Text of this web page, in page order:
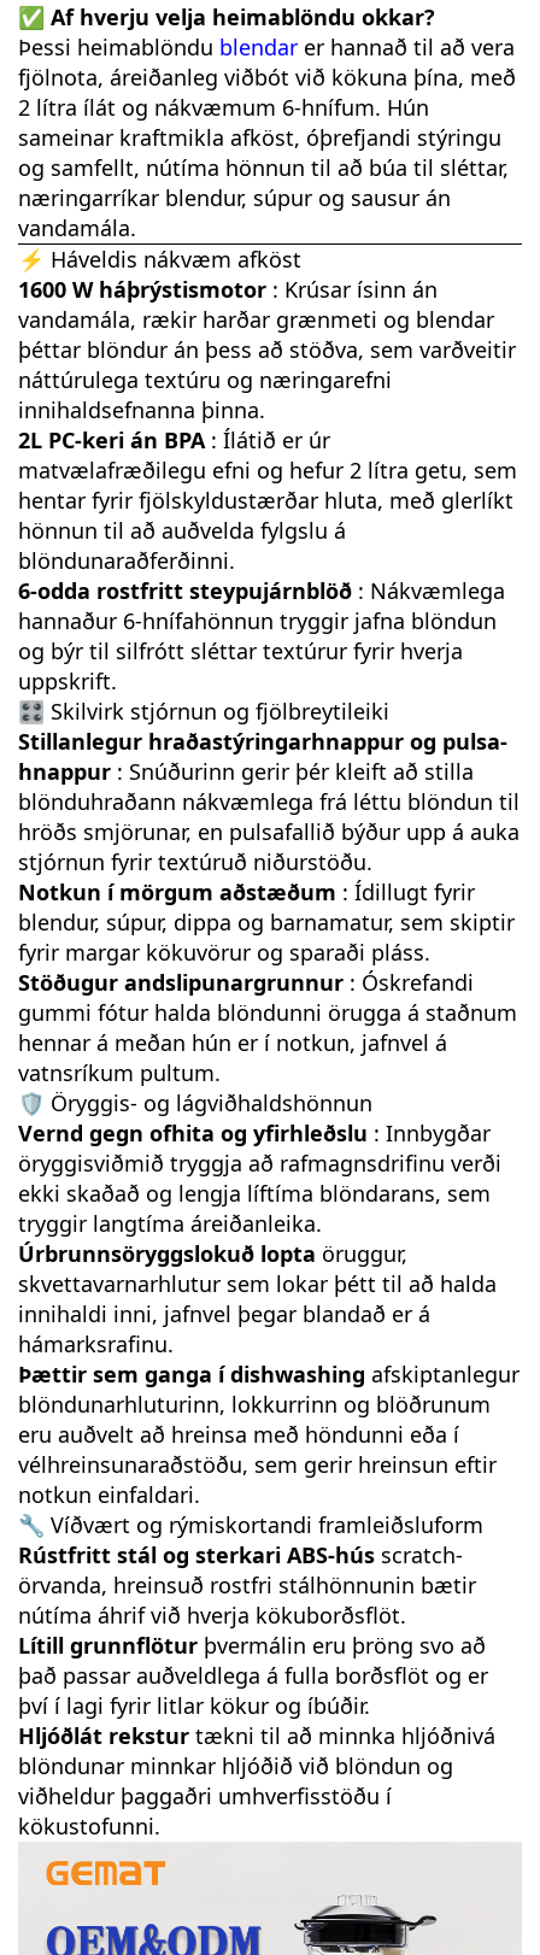
✅ Af hverju velja heimablöndu okkar?
Þessi heimablöndu blendar er hannað til að vera
fjölnota, áreiðanleg viðbót við kökuna þína, með
2 lítra ílát og nákvæmum 6-hnífum. Hún
sameinar kraftmikla afköst, óþrefjandi stýringu
og samfellt, nútíma hönnun til að búa til sléttar,
næringarríkar blendur, súpur og sausur án
vandamála.
⚡ Háveldis nákvæm afköst
1600 W háþrýstismotor : Krúsar ísinn án
vandamála, rækir harðar grænmeti og blendar
þéttar blöndur án þess að stöðva, sem varðveitir
náttúrulega textúru og næringarefni
innihaldsefnanna þinna.
2L PC-keri án BPA : Ílátið er úr
matvælafræðilegu efni og hefur 2 lítra getu, sem
hentar fyrir fjölskyldustærðar hluta, með glerlíkt
hönnun til að auðvelda fylgslu á
blöndunaraðferðinni.
6-odda rostfritt steypujárnblöð : Nákvæmlega
hannaður 6-hnífahönnun tryggir jafna blöndun
og býr til silfrótt sléttar textúrur fyrir hverja
uppskrift.
🎛️ Skilvirk stjórnun og fjölbreytileiki
Stillanlegur hraðastýringarhnappur og pulsa-
hnappur : Snúðurinn gerir þér kleift að stilla
blönduhraðann nákvæmlega frá léttu blöndun til
hröðs smjörunar, en pulsafallið býður upp á auka
stjórnun fyrir textúruð niðurstöðu.
Notkun í mörgum aðstæðum : Ídillugt fyrir
blendur, súpur, dippa og barnamatur, sem skiptir
fyrir margar kökuvörur og sparaði pláss.
Stöðugur andslipunargrunnur : Óskrefandi
gummi fótur halda blöndunni örugga á staðnum
hennar á meðan hún er í notkun, jafnvel á
vatnsríkum pultum.
🛡️ Öryggis- og lágviðhaldshönnun
Vernd gegn ofhita og yfirhleðslu : Innbygðar
öryggisviðmið tryggja að rafmagnsdrifinu verði
ekki skaðað og lengja líftíma blöndarans, sem
tryggir langtíma áreiðanleika.
Úrbrunnsöryggslokuð lopta öruggur,
skvettavarnarhlutur sem lokar þétt til að halda
innihaldi inni, jafnvel þegar blandað er á
hámarksrafinu.
Þættir sem ganga í dishwashing afskiptanlegur
blöndunarhluturinn, lokkurrinn og blöðrunum
eru auðvelt að hreinsa með höndunni eða í
vélhreinsunaraðstöðu, sem gerir hreinsun eftir
notkun einfaldari.
🔧 Víðvært og rýmiskortandi framleiðsluform
Rústfritt stál og sterkari ABS-hús scratch-
örvanda, hreinsuð rostfri stálhönnunin bætir
nútíma áhrif við hverja kökuborðsflöt.
Lítill grunnflötur þvermálin eru þröng svo að
það passar auðveldlega á fulla borðsflöt og er
því í lagi fyrir litlar kökur og íbúðir.
Hljóðlát rekstur tækni til að minnka hljóðnivá
blöndunar minnkar hljóðið við blöndun og
viðheldur þaggaðri umhverfisstöðu í
kökustofunni.